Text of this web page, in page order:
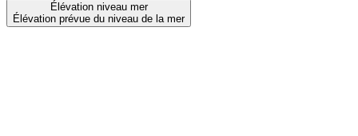
Élévation niveau mer
Élévation prévue du niveau de la mer